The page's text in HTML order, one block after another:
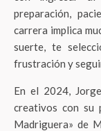
preparación,
carrera implica
suerte, te
frustración y
En el 2024,
creativos con su
Madriguera» de